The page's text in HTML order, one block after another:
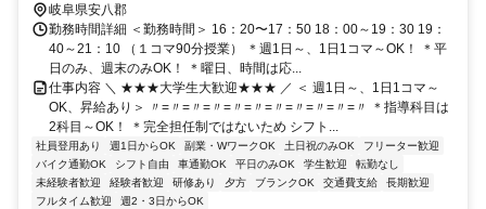
す。
岐阜県安八郡
勤務時間詳細 ＜勤務時間＞ 16：20〜17：50 18：00～19：30 19：
40～21：10 （１コマ90分授業） ＊週1日～、1日1コマ～OK！ ＊平
日のみ、週末のみOK！ ＊曜日、時間は応...
仕事内容 ＼ ★★★大学生大歓迎★★★ ／ ＜ 週1日～、1日1コマ～
OK、昇給あり＞ 〃=〃=〃=〃=〃=〃=〃=〃=〃=〃=〃 ＊指導科目は
2科目～OK！ ＊完全担任制ではないため シフト...
社員登用あり 週1日からOK 副業・WワークOK 土日祝のみOK
フリーター歓迎
バイク通勤OK
シフト自由 車通勤OK 平日のみOK 学生歓迎
転勤なし
未経験者歓迎
経験者歓迎 研修あり 夕方 ブランクOK 交通費支給
長期歓迎
フルタイム歓迎
週2・3日からOK